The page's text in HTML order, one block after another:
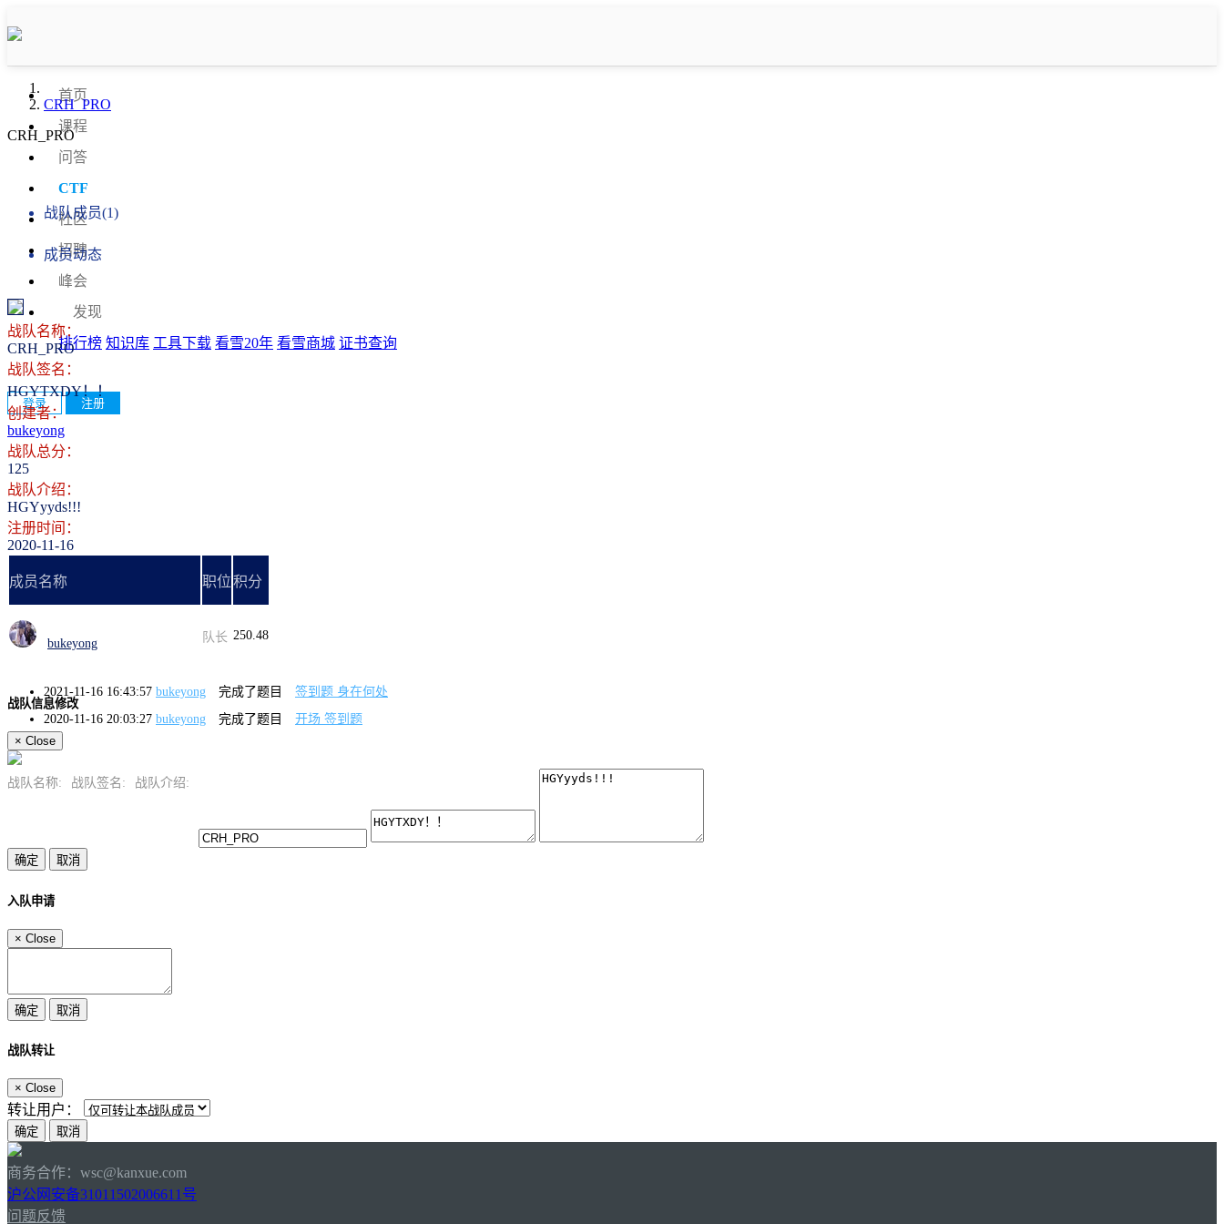
首页
课程
问答
CTF
社区
招聘
峰会
发现
排行榜 知识库 工具下载 看雪20年 看雪商城 证书查询
登录 注册
CRH_PRO
CRH_PRO
战队成员(1)
成员动态
战队名称：
CRH_PRO
战队签名：
HGYTXDY！！
创建者：
bukeyong
战队总分：
125
战队介绍：
HGYyyds!!!
注册时间：
2020-11-16
成员名称 职位积分
bukeyong 队长 250.48
2021-11-16 16:43:57 bukeyong 完成了题目
签到题 身在何处
2020-11-16 20:03:27 bukeyong 完成了题目 开场 签到题
战队信息修改
× Close
战队名称: 战队签名: 战队介绍:
入队申请
× Close
战队转让
× Close
转让用户：
商务合作：wsc@kanxue.com
沪公网安备31011502006611号
问题反馈